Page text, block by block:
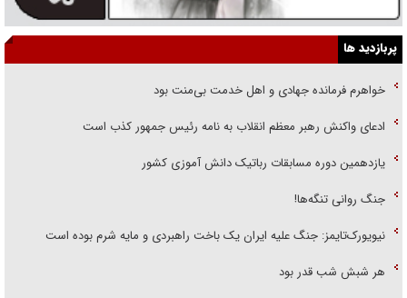
پربازدید ها
خواهرم فرمانده جهادی و اهل خدمت بی‌منت بود
ادعای واکنش رهبر معظم انقلاب به نامه رئیس جمهور کذب است
یازدهمین دوره مسابقات رباتیک دانش آموزی کشور
جنگ روانی تنگه‌ها!
نیویورک‌تایمز: جنگ علیه ایران یک باخت راهبردی و مایه شرم بوده است
هر شبش شب قدر بود